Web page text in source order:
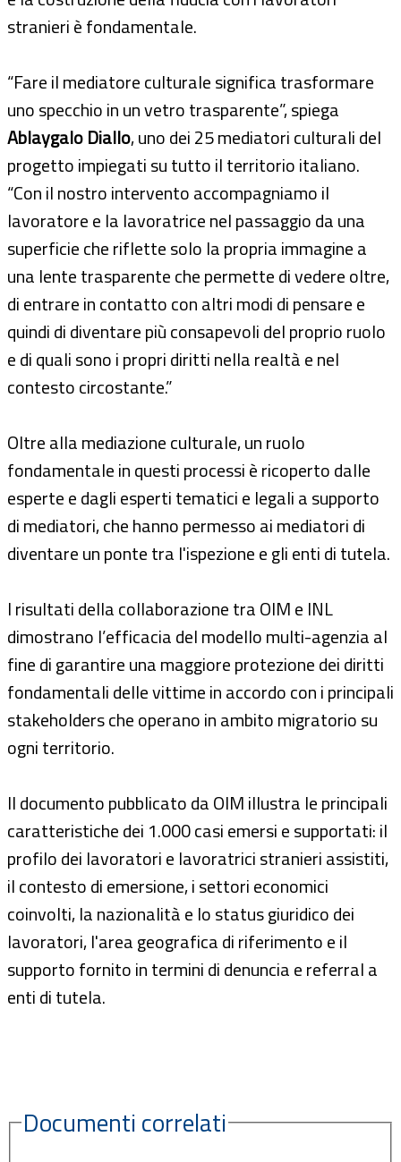
stranieri è fondamentale.
“Fare il mediatore culturale significa trasformare
uno specchio in un vetro trasparente”, spiega
Ablaygalo Diallo, uno dei 25 mediatori culturali del
progetto impiegati su tutto il territorio italiano.
“Con il nostro intervento accompagniamo il
lavoratore e la lavoratrice nel passaggio da una
superficie che riflette solo la propria immagine a
una lente trasparente che permette di vedere oltre,
di entrare in contatto con altri modi di pensare e
quindi di diventare più consapevoli del proprio ruolo
e di quali sono i propri diritti nella realtà e nel
contesto circostante.”
Oltre alla mediazione culturale, un ruolo
fondamentale in questi processi è ricoperto dalle
esperte e dagli esperti tematici e legali a supporto
di mediatori, che hanno permesso ai mediatori di
diventare un ponte tra l'ispezione e gli enti di tutela.
I risultati della collaborazione tra OIM e INL
dimostrano l’efficacia del modello multi-agenzia al
fine di garantire una maggiore protezione dei diritti
fondamentali delle vittime in accordo con i principali
stakeholders che operano in ambito migratorio su
ogni territorio.
Il documento pubblicato da OIM illustra le principali
caratteristiche dei 1.000 casi emersi e supportati: il
profilo dei lavoratori e lavoratrici stranieri assistiti,
il contesto di emersione, i settori economici
coinvolti, la nazionalità e lo status giuridico dei
lavoratori, l'area geografica di riferimento e il
supporto fornito in termini di denuncia e referral a
enti di tutela.
Documenti correlati